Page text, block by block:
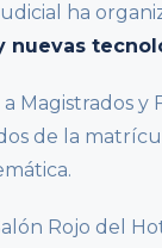
ha
nuevas
Magistrados y
de la
Rojo del